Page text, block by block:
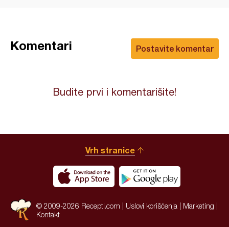
Postavite komentar
Komentari
Budite prvi i komentarišite!
Vrh stranice
© 2009-2026 Recepti.com | Uslovi korišćenja Marketing
Kontakt